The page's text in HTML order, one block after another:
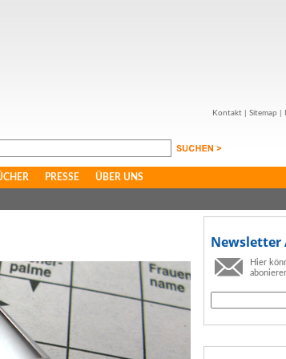
Kontakt Sitemap
PRESSE ÜBER UNS
Newsletter
Hier